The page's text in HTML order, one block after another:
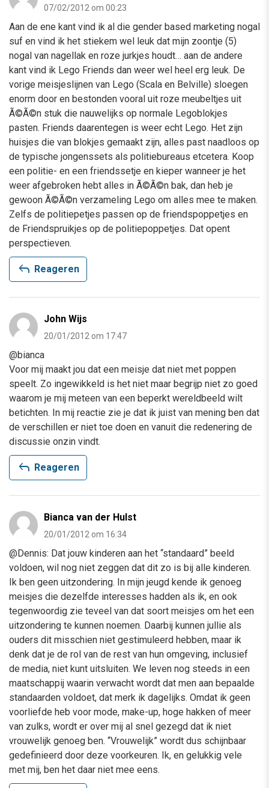
07/02/2012 om 00:23
Aan de ene kant vind ik al die gender based marketing nogal
suf en vind ik het stiekem wel leuk dat mijn zoontje (5)
nogal van nagellak en roze jurkjes houdt… aan de andere
kant vind ik Lego Friends dan weer wel heel erg leuk. De
vorige meisjeslijnen van Lego (Scala en Belville) sloegen
enorm door en bestonden vooral uit roze meubeltjes uit
Ã©Ã©n stuk die nauwelijks op normale Legoblokjes
pasten. Friends daarentegen is weer echt Lego. Het zijn
huisjes die van blokjes gemaakt zijn, alles past naadloos op
de typische jongenssets als politiebureaus etcetera. Koop
een politie- en een friendssetje en kieper wanneer je het
weer afgebroken hebt alles in Ã©Ã©n bak, dan heb je
gewoon Ã©Ã©n verzameling Lego om alles mee te maken.
Zelfs de politiepetjes passen op de friendspoppetjes en
de Friendspruikjes op de politiepoppetjes. Dat opent
perspectieven.
reply Reageren
John Wijs
20/01/2012 om 17:47
@bianca
Voor mij maakt jou dat een meisje dat niet met poppen
speelt. Zo ingewikkeld is het niet maar begrijp niet zo goed
waarom je mij meteen van een beperkt wereldbeeld wilt
betichten. In mij reactie zie je dat ik juist van mening ben dat
de verschillen er niet toe doen en vanuit die redenering de
discussie onzin vindt.
reply Reageren
Bianca van der Hulst
20/01/2012 om 16:34
@Dennis: Dat jouw kinderen aan het “standaard” beeld
voldoen, wil nog niet zeggen dat dit zo is bij alle kinderen.
Ik ben geen uitzondering. In mijn jeugd kende ik genoeg
meisjes die dezelfde interesses hadden als ik, en ook
tegenwoordig zie teveel van dat soort meisjes om het een
uitzondering te kunnen noemen. Daarbij kunnen jullie als
ouders dit misschien niet gestimuleerd hebben, maar ik
denk dat je de rol van de rest van hun omgeving, inclusief
de media, niet kunt uitsluiten. We leven nog steeds in een
maatschappij waarin verwacht wordt dat men aan bepaalde
standaarden voldoet, dat merk ik dagelijks. Omdat ik geen
voorliefde heb voor mode, make-up, hoge hakken of meer
van zulks, wordt er over mij al snel gezegd dat ik niet
vrouwelijk genoeg ben. “Vrouwelijk” wordt dus schijnbaar
gedefinieerd door deze voorkeuren. Ik, en gelukkig vele
met mij, ben het daar niet mee eens.